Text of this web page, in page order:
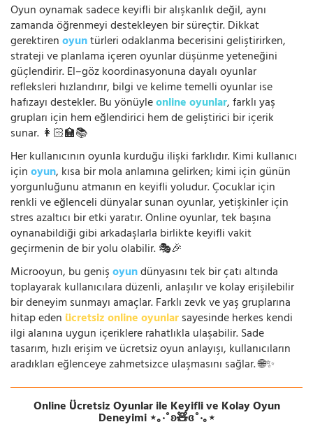
Oyun oynamak sadece keyifli bir alışkanlık değil, aynı
zamanda öğrenmeyi destekleyen bir süreçtir. Dikkat
gerektirenoyuntürleri odaklanma becerisini geliştirirken,
strateji ve planlama içeren oyunlar düşünme yeteneğini
güçlendirir. El–göz koordinasyonuna dayalı oyunlar
refleksleri hızlandırır, bilgi ve kelime temelli oyunlar ise
hafızayı destekler. Bu yönüyleonline oyunlar, farklı yaş
grupları için hem eğlendirici hem de geliştirici bir içerik
sunar. 👩🏻‍🏫📚
Her kullanıcının oyunla kurduğu ilişki farklıdır. Kimi kullanıcı
içinoyun, kısa bir mola anlamına gelirken; kimi için günün
yorgunluğunu atmanın en keyifli yoludur. Çocuklar için
renkli ve eğlenceli dünyalar sunan oyunlar, yetişkinler için
stres azaltıcı bir etki yaratır. Online oyunlar, tek başına
oynanabildiği gibi arkadaşlarla birlikte keyifli vakit
geçirmenin de bir yolu olabilir. 🎭🎉
Microoyun, bu genişoyundünyasını tek bir çatı altında
toplayarak kullanıcılara düzenli, anlaşılır ve kolay erişilebilir
bir deneyim sunmayı amaçlar. Farklı zevk ve yaş gruplarına
hitap eden ücretsiz online oyunlarsayesinde herkes kendi
ilgi alanına uygun içeriklere rahatlıkla ulaşabilir. Sade
tasarım, hızlı erişim ve ücretsiz oyun anlayışı, kullanıcıların
aradıkları eğlenceye zahmetsizce ulaşmasını sağlar. 🌐✨
Online Ücretsiz Oyunlar ile Keyifli ve Kolay Oyun
Deneyimi ⋆｡‧˚ʚ🧸ɞ˚‧｡⋆